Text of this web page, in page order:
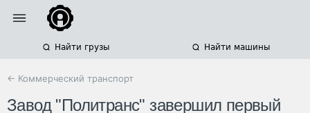
Найти грузы Найти машины
← Коммерческий транспорт
Завод "Политранс" завершил первый